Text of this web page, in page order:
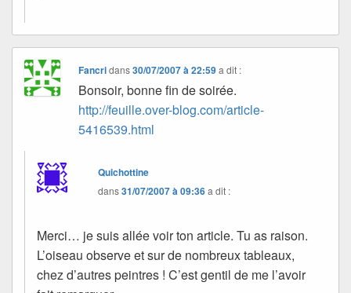
Fancridans30/07/2007 à 22:59 a dit :
Bonsoir, bonne fin de soirée.
http://feuille.over-blog.com/article-
5416539.html
Quichottine
dans31/07/2007 à 09:36a dit :
Merci… je suis allée voir ton article. Tu as raison.
L’oiseau observe et sur de nombreux tableaux,
chez d’autres peintres ! C’est gentil de me l’avoir